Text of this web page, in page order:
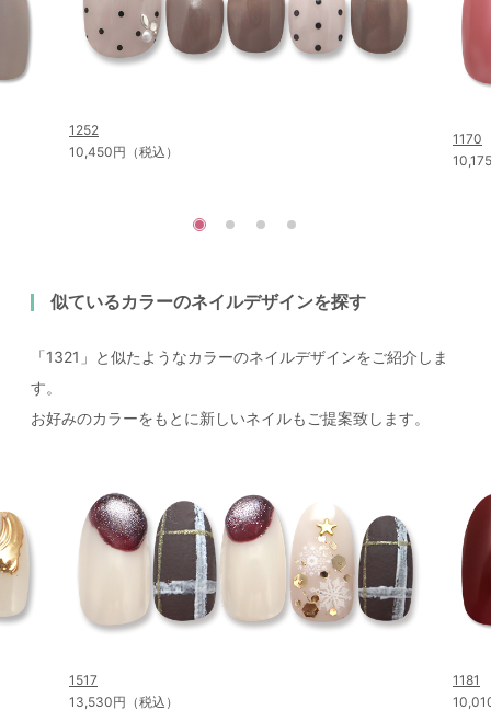
1252
10,450円（税込）
1170
似ているカラーのネイルデザインを探す
「1321」と似たようなカラーのネイルデザインをご紹介しま
す。
お好みのカラーをもとに新しいネイルもご提案致します。
1517
13,530円（税込）
1181